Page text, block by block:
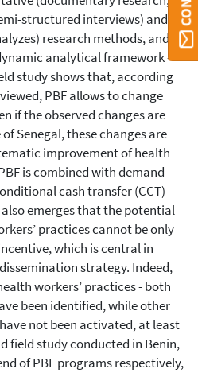
structured interviews) and
research methods, and
analytical framework -
study shows that, according
PBF allows to change
if the observed changes are
Senegal, these changes are
improvement of health
is combined with demand-
cash transfer (CCT)
emerges that the potential
practices cannot be only
which is central in
strategy. Indeed,
workers’ practices - both
been identified, while other
not been activated, at least
field study conducted in Benin,
of PBF programs respectively,